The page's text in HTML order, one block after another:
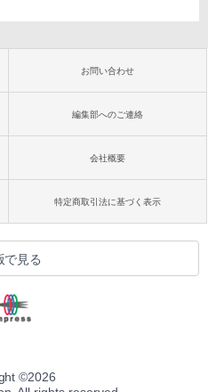
お問い合わせ
編集部へのご連絡
会社概要
特定商取引法に基づく表示
で見る
©2026